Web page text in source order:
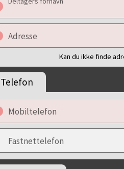
Adresse
Kan du ikke finde
Telefon
Mobiltelefon
Fastnettelefon